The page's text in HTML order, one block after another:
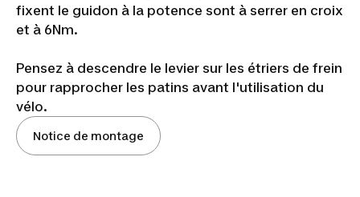
fixent le guidon à la potence sont à serrer en croix
et à 6Nm.
Pensez à descendre le levier sur les étriers de frein
pour rapprocher les patins avant l'utilisation du
vélo.
Notice de montage